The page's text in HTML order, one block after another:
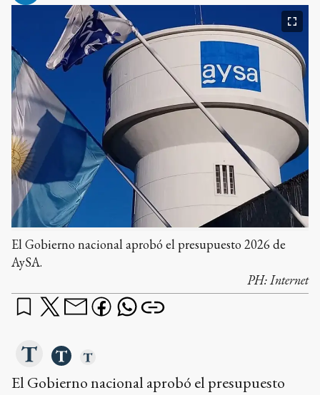
El Gobierno nacional aprobó el presupuesto 2026 de
AySA.
PH:Internet
El Gobierno nacional aprobó el presupuesto